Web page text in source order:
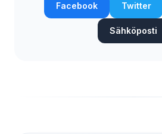
Facebook Twitter
Sähköposti